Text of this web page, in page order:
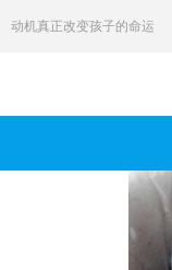
动机真正改变孩子的命运